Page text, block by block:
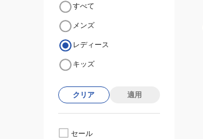
すべて
メンズ
レディース
キッズ
クリア 適用
セール